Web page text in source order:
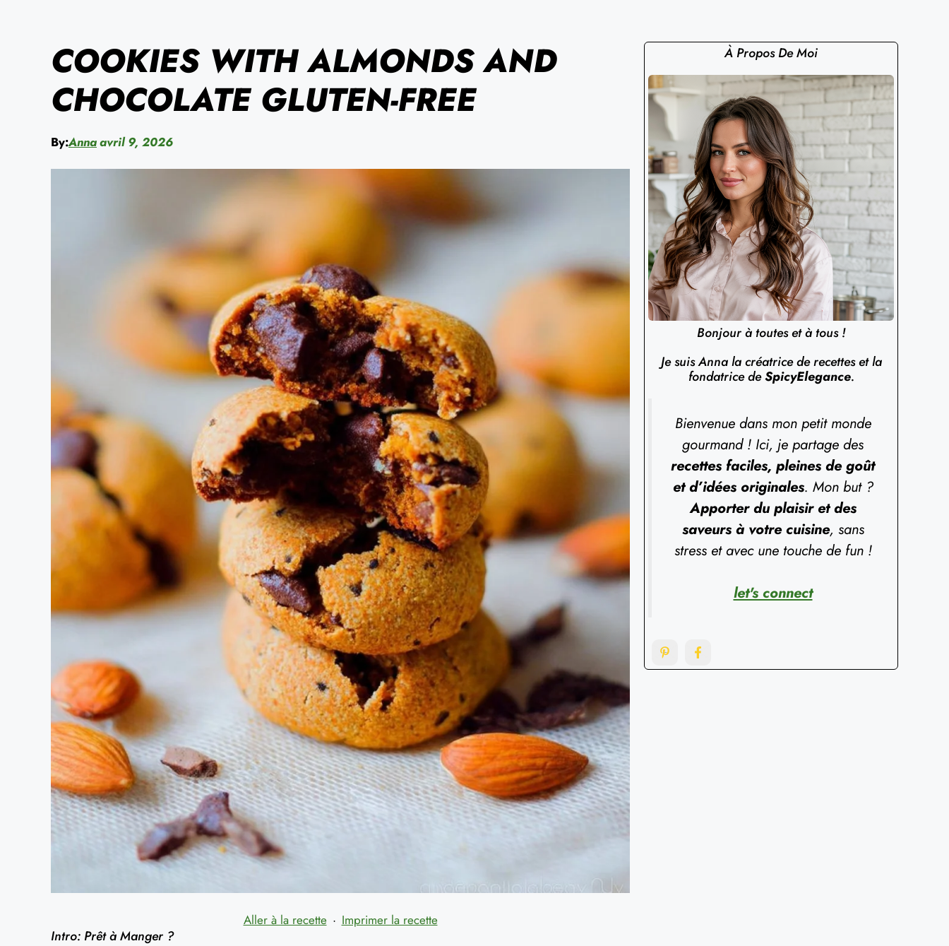
COOKIES WITH ALMONDS AND
CHOCOLATE GLUTEN-FREE
By:Annaavril 9, 2026
Aller à la recette · Imprimer la recette
Intro: Prêt à Manger ?
À Propos De Moi
Bonjour à toutes et à tous !
Je suis Anna la créatrice de recettes et la
fondatrice deSpicyElegance.
Bienvenue dans mon petit monde
gourmand ! Ici, je partage des
recettes faciles, pleines de goût
et d’idées originales. Mon but ?
Apporter du plaisir et des
saveurs à votre cuisine, sans
stress et avec une touche de fun !
let's connect